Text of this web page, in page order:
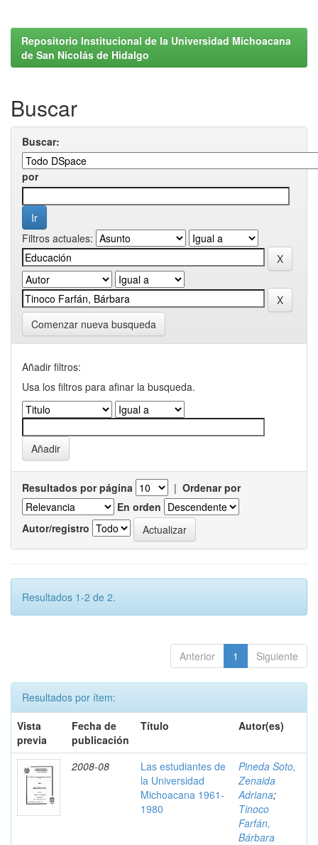
Repositorio Institucional de la Universidad Michoacana
de San Nicolás de Hidalgo
Buscar
Buscar:
por
Filtros actuales:
Comenzar nueva busqueda
Añadir filtros:
Usa los filtros para afinar la busqueda.
Resultados por página | Ordenar por
En orden
Autor/registro
Resultados 1-2 de 2.
Anterior 1 Siguiente
Resultados por ítem:
Vista
previa
Fecha de
publicación
Título Autor(es)
2008-08
Las estudiantes de
la Universidad
Michoacana 1961-
1980
Pineda Soto,
Zenaida
Adriana;
Tinoco
Farfán,
Bárbara